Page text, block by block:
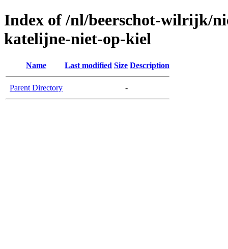
Index of /nl/beerschot-wilrijk/
katelijne-niet-op-kiel
Name Last modified Size Description
Parent Directory -